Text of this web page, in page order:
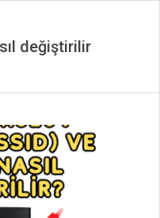
değiştirilir